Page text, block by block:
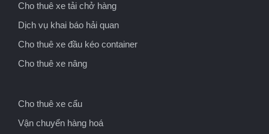
Cho thuê xe tải chở hàng
Dịch vụ khai báo hải quan
Cho thuê xe đầu kéo container
Cho thuê xe nâng
Cho thuê xe cẩu
Vận chuyển hàng hoá